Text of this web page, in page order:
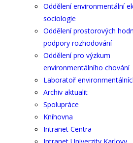
Oddělení environmentální
sociologie
Oddělení prostorových
podpory rozhodování
Oddělení pro výzkum
environmentálního chování
Laboratoř
Archiv aktualit
Spolupráce
Knihovna
Intranet Centra